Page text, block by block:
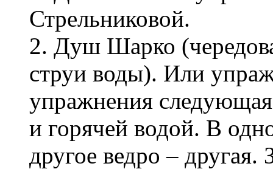
Стрельниковой.
2. Душ Шарко
струи воды). Или
упражнения
и горячей водой. В
другое ведро – другая.